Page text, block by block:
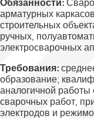
Обязанности:
арматурных
строительных
ручных,
электросварочных
Требования:
образование;
аналогичной работы
сварочных работ,
электродов и